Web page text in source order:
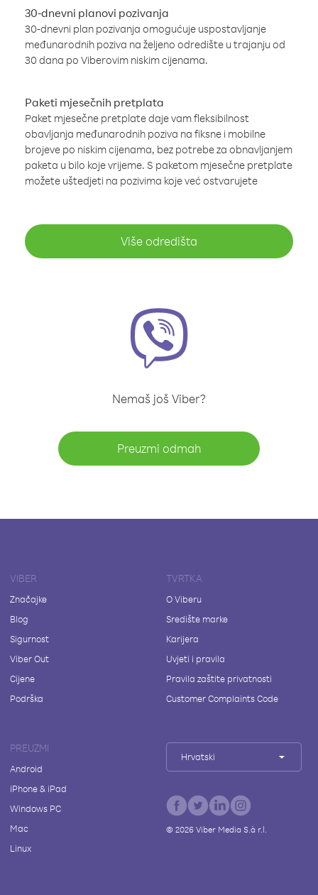
30-dnevni planovi pozivanja
30-dnevni plan pozivanja omogućuje uspostavljanje
međunarodnih poziva na željeno odredište u trajanju od
30 dana po Viberovim niskim cijenama.
Paketi mjesečnih pretplata
Paket mjesečne pretplate daje vam fleksibilnost
obavljanja međunarodnih poziva na fiksne i mobilne
brojeve po niskim cijenama, bez potrebe za obnavljanjem
paketa u bilo koje vrijeme. S paketom mjesečne pretplate
možete uštedjeti na pozivima koje već ostvarujete
Više odredišta
Nemaš još Viber?
Preuzmi odmah
VIBER
Značajke
Blog
Sigurnost
Viber Out
Cijene
Podrška
TVRTKA
O Viberu
Središte marke
Karijera
Uvjeti i pravila
Pravila zaštite privatnosti
Customer Complaints Code
PREUZMI
Android
iPhone & iPad
Windows PC
Mac
Linux
Hrvatski
© 2026Viber Media S.à r.l.